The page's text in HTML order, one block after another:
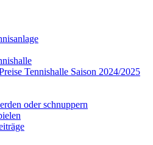
Tennishalle Saison 2024/2025
oder schnuppern